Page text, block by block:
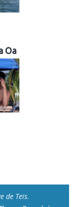
Oa
de Teïs.